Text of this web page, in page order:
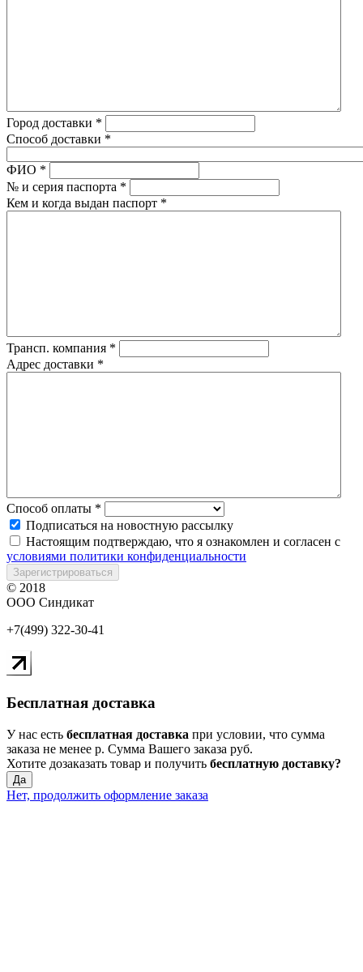
Город доставки *
Способ доставки *
ФИО *
№ и серия паспорта *
Кем и когда выдан паспорт *
Трансп. компания *
Адрес доставки *
Способ оплаты *
Подписаться на новостную рассылку
Настоящим подтверждаю, что я ознакомлен и согласен с
условиями политики конфиденциальности
Зарегистрироваться
© 2018
ООО Синдикат
+7(499) 322-30-41
Бесплатная доставка
У нас есть бесплатная доставка при условии, что сумма
заказа не менее р. Сумма Вашего заказа руб.
Хотите дозаказать товар и получить бесплатную доставку?
Да
Нет, продолжить оформление заказа